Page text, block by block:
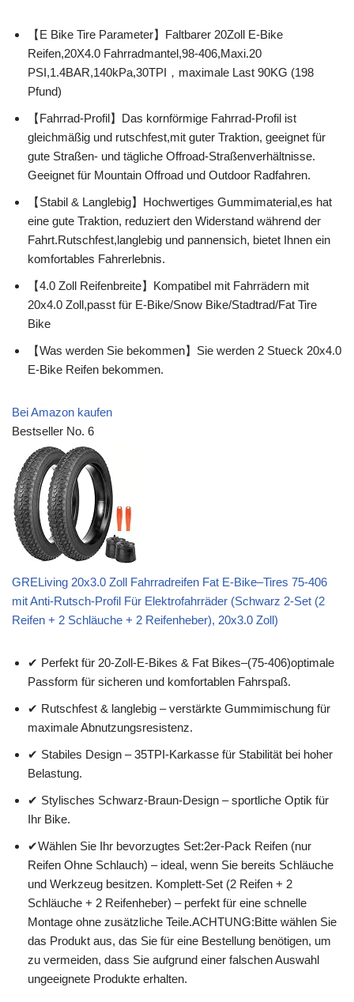
【E Bike Tire Parameter】Faltbarer 20Zoll E-Bike
Reifen,20X4.0 Fahrradmantel,98-406,Maxi.20
PSI,1.4BAR,140kPa,30TPI，maximale Last 90KG (198
Pfund)
【Fahrrad-Profil】Das kornförmige Fahrrad-Profil ist
gleichmäßig und rutschfest,mit guter Traktion, geeignet für
gute Straßen- und tägliche Offroad-Straßenverhältnisse.
Geeignet für Mountain Offroad und Outdoor Radfahren.
【Stabil & Langlebig】Hochwertiges Gummimaterial,es hat
eine gute Traktion, reduziert den Widerstand während der
Fahrt.Rutschfest,langlebig und pannensich, bietet Ihnen ein
komfortables Fahrerlebnis.
【4.0 Zoll Reifenbreite】Kompatibel mit Fahrrädern mit
20x4.0 Zoll,passt für E-Bike/Snow Bike/Stadtrad/Fat Tire
Bike
【Was werden Sie bekommen】Sie werden 2 Stueck 20x4.0
E-Bike Reifen bekommen.
Bei Amazon kaufen
Bestseller No. 6
GRELiving 20x3.0 Zoll Fahrradreifen Fat E-Bike–Tires 75-406
mit Anti-Rutsch-Profil Für Elektrofahrräder (Schwarz 2-Set (2
Reifen + 2 Schläuche + 2 Reifenheber), 20x3.0 Zoll)
✔ Perfekt für 20-Zoll-E-Bikes & Fat Bikes–(75-406)optimale
Passform für sicheren und komfortablen Fahrspaß.
✔ Rutschfest & langlebig – verstärkte Gummimischung für
maximale Abnutzungsresistenz.
✔ Stabiles Design – 35TPI-Karkasse für Stabilität bei hoher
Belastung.
✔ Stylisches Schwarz-Braun-Design – sportliche Optik für
Ihr Bike.
✔Wählen Sie Ihr bevorzugtes Set:2er-Pack Reifen (nur
Reifen Ohne Schlauch) – ideal, wenn Sie bereits Schläuche
und Werkzeug besitzen. Komplett-Set (2 Reifen + 2
Schläuche + 2 Reifenheber) – perfekt für eine schnelle
Montage ohne zusätzliche Teile.ACHTUNG:Bitte wählen Sie
das Produkt aus, das Sie für eine Bestellung benötigen, um
zu vermeiden, dass Sie aufgrund einer falschen Auswahl
ungeeignete Produkte erhalten.